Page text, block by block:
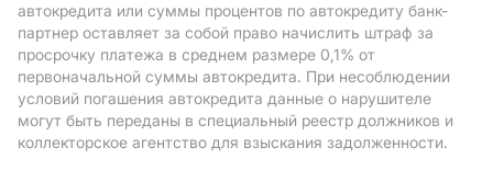
автокредита или суммы процентов по автокредиту банк-
партнер оставляет за собой право начислить штраф за
просрочку платежа в среднем размере 0,1% от
первоначальной суммы автокредита. При несоблюдении
условий погашения автокредита данные о нарушителе
могут быть переданы в специальный реестр должников и
коллекторское агентство для взыскания задолженности.